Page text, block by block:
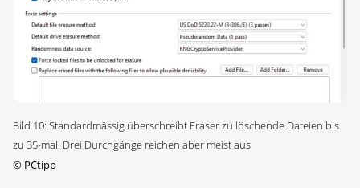
Bild 10: Standardmässig überschreibt Eraser zu löschende Dateien bis
zu 35-mal. Drei Durchgänge reichen aber meist aus
© PCtipp